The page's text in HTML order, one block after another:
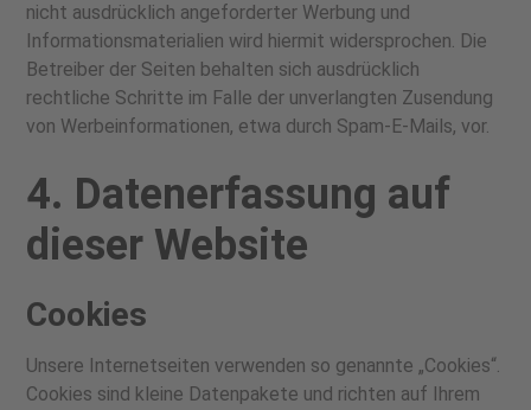
nicht ausdrücklich angeforderter Werbung und
Informationsmaterialien wird hiermit widersprochen. Die
Betreiber der Seiten behalten sich ausdrücklich
rechtliche Schritte im Falle der unverlangten Zusendung
von Werbeinformationen, etwa durch Spam-E-Mails, vor.
4. Datenerfassung auf
dieser Website
Cookies
Unsere Internetseiten verwenden so genannte „Cookies“.
Cookies sind kleine Datenpakete und richten auf Ihrem